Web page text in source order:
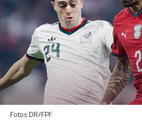
Fotos DR/FPF